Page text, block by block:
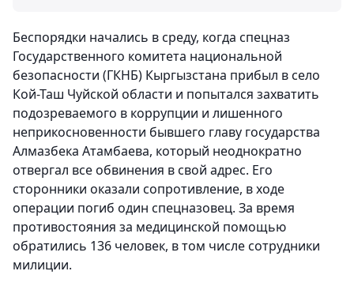
Беспорядки начались в среду, когда спецназ
Государственного комитета национальной
безопасности (ГКНБ) Кыргызстана прибыл в село
Кой-Таш Чуйской области и попытался захватить
подозреваемого в коррупции и лишенного
неприкосновенности бывшего главу государства
Алмазбека Атамбаева, который неоднократно
отвергал все обвинения в свой адрес. Его
сторонники оказали сопротивление, в ходе
операции погиб один спецназовец. За время
противостояния за медицинской помощью
обратились 136 человек, в том числе сотрудники
милиции.